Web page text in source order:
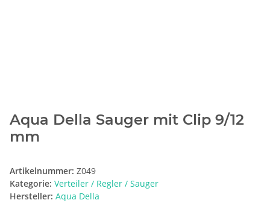
Aqua Della Sauger mit Clip 9/12
mm
Artikelnummer: Z049
Kategorie: Verteiler / Regler / Sauger
Hersteller: Aqua Della